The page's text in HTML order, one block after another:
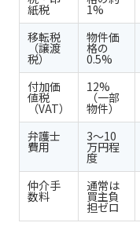
紙税 1%
移転税
（譲渡
税）
物件価
格の
0.5%
付加価
値税
（VAT）
12%
（一部
物件）
弁護士
費用
3〜10
万円程
度
仲介手
数料
通常は
買主負
担ゼロ